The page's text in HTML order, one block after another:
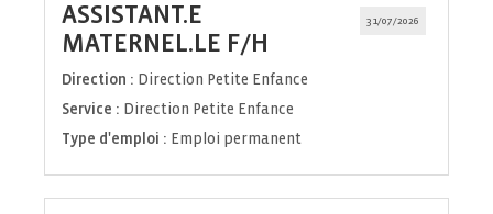
31/07/2026
ASSISTANT.E
MATERNEL.LE F/H
fenêtre)
Direction : Direction Petite Enfance
Service : Direction Petite Enfance
Type d'emploi : Emploi permanent